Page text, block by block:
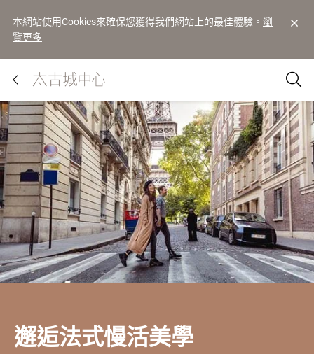
本網站使用Cookies來確保您獲得我們網站上的最佳體驗。 瀏
覽更多
邂逅法式慢活美學